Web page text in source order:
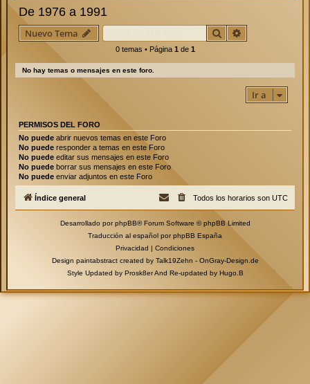
De 1976 a 1991
Nuevo Tema Buscar
0 temas • Página 1 de 1
No hay temas o mensajes en este foro.
Ir a
PERMISOS DEL FORO
No puede abrir nuevos temas en este Foro
No puede responder a temas en este Foro
No puede editar sus mensajes en este Foro
No puede borrar sus mensajes en este Foro
No puede enviar adjuntos en este Foro
Índice general Todos los horarios son UTC
Desarrollado porphpBB® Forum Software © phpBB Limited
Traducción al español porphpBB España
Privacidad | Condiciones
Design paintabstract created by Talk19Zehn - OnGray-Design.de
Style Updated by Prosk8erAnd Re-updated by Hugo.B